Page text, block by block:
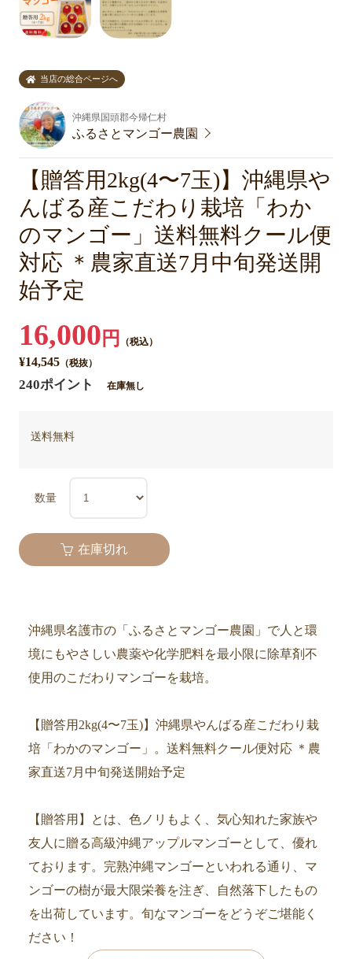
当店の総合ページへ
沖縄県国頭郡今帰仁村
ふるさとマンゴー農園
【贈答用2kg(4〜7玉)】沖縄県や
んばる産こだわり栽培「わか
のマンゴー」送料無料クール便
対応 ＊農家直送7月中旬発送開
始予定
16,000 円 （税込）
¥14,545（税抜）
240ポイント 在庫無し
送料無料
数量
在庫切れ
沖縄県名護市の「ふるさとマンゴー農園」で人と環
境にもやさしい農薬や化学肥料を最小限に除草剤不
使用のこだわりマンゴーを栽培。
【贈答用2kg(4〜7玉)】沖縄県やんばる産こだわり栽
培「わかのマンゴー」。送料無料クール便対応 ＊農
家直送7月中旬発送開始予定
【贈答用】とは、色ノリもよく、気心知れた家族や
友人に贈る高級沖縄アップルマンゴーとして、優れ
ております。完熟沖縄マンゴーといわれる通り、マ
ンゴーの樹が最大限栄養を注ぎ、自然落下したもの
を出荷しています。旬なマンゴーをどうぞご堪能く
ださい！